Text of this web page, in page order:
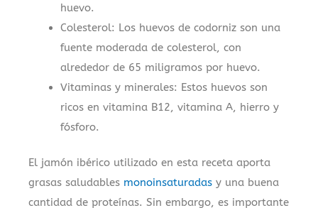
huevo.
Colesterol: Los huevos de codorniz son una
fuente moderada de colesterol, con
alrededor de 65 miligramos por huevo.
Vitaminas y minerales: Estos huevos son
ricos en vitamina B12, vitamina A, hierro y
fósforo.
El jamón ibérico utilizado en esta receta aporta
grasas saludables monoinsaturadas y una buena
cantidad de proteínas. Sin embargo, es importante